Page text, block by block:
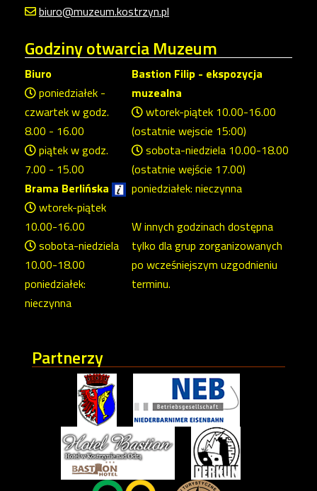
biuro@muzeum.kostrzyn.pl
Godzinyotwarcia Muzeum
Biuro
poniedziałek -
czwartek w godz.
8.00 - 16.00
piątek w godz.
7.00 - 15.00
Brama Berlińska
wtorek-piątek
10.00-16.00
sobota-niedziela
10.00-18.00
poniedziałek:
nieczynna
Bastion Filip - ekspozycja
muzealna
wtorek-piątek 10.00-16.00
(ostatnie wejscie 15:00)
sobota-niedziela 10.00-18.00
(ostatnie wejście 17.00)
poniedziałek: nieczynna
W innych godzinach dostępna
tylko dla grup zorganizowanych
po wcześniejszym uzgodnieniu
terminu.
Partnerzy